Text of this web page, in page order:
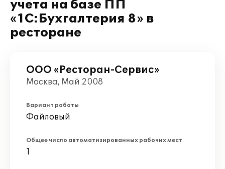
учета на базе ПП
«1С:Бухгалтерия 8» в
ресторане
ООО «Ресторан-Сервис»
Москва, Май 2008
Вариант работы
Файловый
Общее число автоматизированных рабочих мест
1